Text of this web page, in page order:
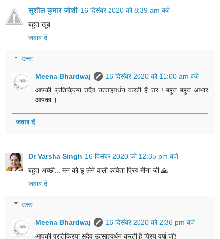
सुशील कुमार जोशी 16 दिसंबर 2020 को 8:39 am बजे
बहुत खूब
जवाब दें
उत्तर
Meena Bhardwaj
16 दिसंबर 2020 को 11:00 am बजे
आपकी प्रतिक्रिया सदैव उत्साहवर्धन करती है सर ! बहुत बहुत आभार
आपका ।
जवाब दें
Dr Varsha Singh 16 दिसंबर 2020 को 12:35 pm बजे
बहुत अच्छी... मन को छू लेने वाली कविता प्रिय मीना जी 🙏
जवाब दें
उत्तर
Meena Bhardwaj
16 दिसंबर 2020 को 2:36 pm बजे
आपकी प्रतिक्रिया सदैव उत्साहवर्धन करती है प्रिय वर्षा जी!